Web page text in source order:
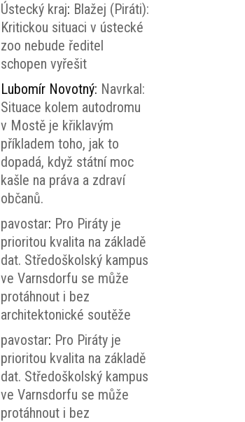
Ústecký kraj: Blažej (Piráti):
Kritickou situaci v ústecké
zoo nebude ředitel
schopen vyřešit
Lubomír Novotný: Navrkal:
Situace kolem autodromu
v Mostě je křiklavým
příkladem toho, jak to
dopadá, když státní moc
kašle na práva a zdraví
občanů.
pavostar: Pro Piráty je
prioritou kvalita na základě
dat. Středoškolský kampus
ve Varnsdorfu se může
protáhnout i bez
architektonické soutěže
pavostar: Pro Piráty je
prioritou kvalita na základě
dat. Středoškolský kampus
ve Varnsdorfu se může
protáhnout i bez